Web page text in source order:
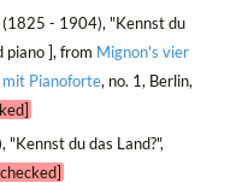
(1825 - 1904), "Kennst du
piano ], from Mignon's vier
mit Pianoforte, no. 1, Berlin,
du das Land?",